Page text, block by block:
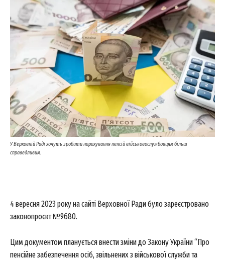
У Верховній Раді хочуть зробити нарахування пенсій військовослужбовцям більш
справедливим.
4 вересня 2023 року на сайті Верховної Ради було зареєстровано
законопроєкт №9680.
Цим документом планується внести зміни до Закону України “Про
пенсійне забезпечення осіб, звільнених з військової служби та